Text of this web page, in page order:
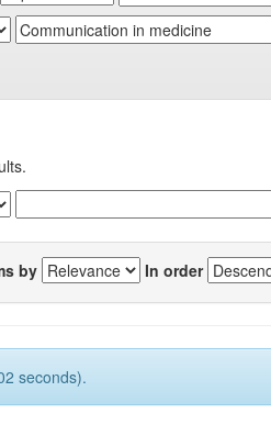
by In order
seconds).